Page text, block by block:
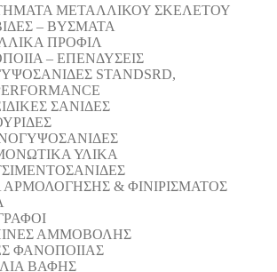
ΜΕΤΑΛΛΙΚΟΥ ΣΚΕΛΕΤΟΥ
– ΒΥΣΜΑΤΑ
ΠΡΟΦΙΛ
– ΕΠΕΝΔΥΣΕΙΣ
STANDSRD,
ΣΑΝΙΔΕΣ
ΥΛΙΚΑ
ΑΡΜΟΛΟΓΗΣΗΣ & ΦΙΝΙΡΙΣΜΑΤΟΣ
ΑΜΜΟΒΟΛΗΣ
ΦΑΝΟΠΟΙΙΑΣ
ΒΑΦΗΣ